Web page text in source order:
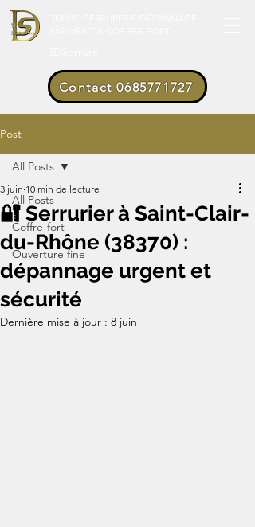
Contact 0685771727
Post
All Posts
Coffre-fort
Ouverture fine
All Posts
🔐 Serrurier à Saint-Clair-
du-Rhône (38370) :
dépannage urgent et
sécurité
3 juin 10 min de lecture
Dernière mise à jour : 8 juin